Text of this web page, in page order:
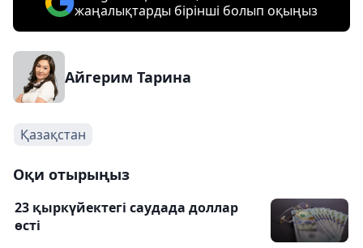
жаңалықтарды бірінші болып оқыңыз
Айгерим Тарина
Қазақстан
Оқи отырыңыз
23 қыркүйектегі саудада доллар
өсті